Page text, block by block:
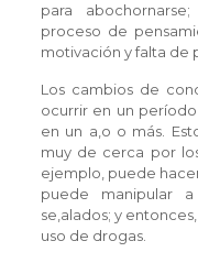
para
proceso de
motivación y falta de
Los cambios de
ocurrir en un
en un a‚o o más.
muy de cerca por
ejemplo, puede
puede manipular
se‚alados; y
uso de drogas.